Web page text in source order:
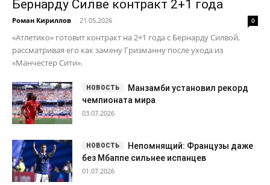
Бернарду Силве контракт 2+1 года
Роман Кириллов - 21.05.2026 0
«Атлетико» готовит контракт на 2+1 года с Бернарду Силвой,
рассматривая его как замену Гризманну после ухода из
«Манчестер Сити».
Манзамби установил рекорд
чемпионата мира
03.07.2026
Непомнящий: Французы даже
без Мбаппе сильнее испанцев
01.07.2026